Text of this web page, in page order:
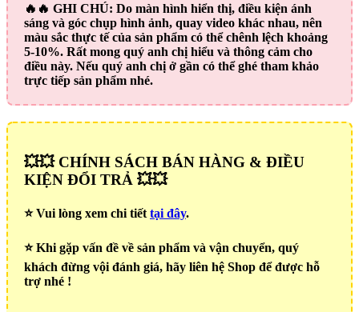
🔥🔥 GHI CHÚ: Do màn hình hiển thị, điều kiện ánh
sáng và góc chụp hình ảnh, quay video khác nhau, nên
màu sắc thực tế của sản phẩm có thể chênh lệch khoảng
5-10%. Rất mong quý anh chị hiểu và thông cảm cho
điều này. Nếu quý anh chị ở gần có thể ghé tham khảo
trực tiếp sản phẩm nhé.
💥💥 CHÍNH SÁCH BÁN HÀNG & ĐIỀU
KIỆN ĐỔI TRẢ 💥💥
⭐️ Vui lòng xem chi tiết tại đây.
⭐️ Khi gặp vấn đề về sản phẩm và vận chuyển, quý
khách đừng vội đánh giá, hãy liên hệ Shop để được hỗ
trợ nhé !